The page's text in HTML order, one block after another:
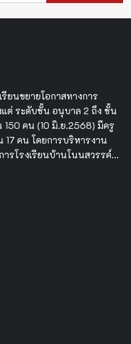
ยนขยายโอกาสทางการ
แต่ ระดับชั้น อนุบาล 2 ถึง ชั้น
คน (10 มิ.ย.2568) มีครู
17 คน โดยการบริหารงาน
รโรงเรียนบ้านโนนสวรรค์…